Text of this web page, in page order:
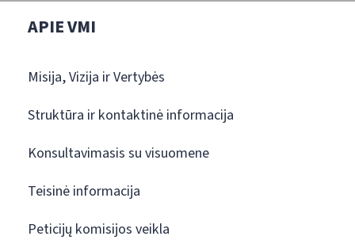
APIE VMI
Misija, Vizija ir Vertybės
Struktūra ir kontaktinė informacija
Konsultavimasis su visuomene
Teisinė informacija
Peticijų komisijos veikla